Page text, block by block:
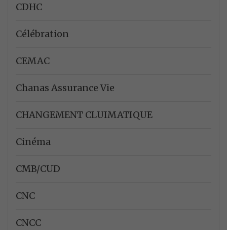
CDHC
Célébration
CEMAC
Chanas Assurance Vie
CHANGEMENT CLUIMATIQUE
Cinéma
CMB/CUD
CNC
CNCC